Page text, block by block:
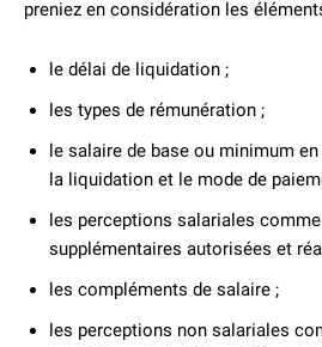
preniez en considération les
le délai de liquidation ;
les types de rémunération ;
le salaire de base ou minimum
la liquidation et le mode de
les perceptions salariales
supplémentaires autorisées et
les compléments de salaire ;
les perceptions non salariales